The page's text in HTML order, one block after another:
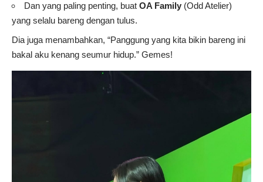
Dan yang paling penting, buat OA Family (Odd Atelier)
yang selalu bareng dengan tulus.
Dia juga menambahkan, “Panggung yang kita bikin bareng ini
bakal aku kenang seumur hidup.” Gemes!